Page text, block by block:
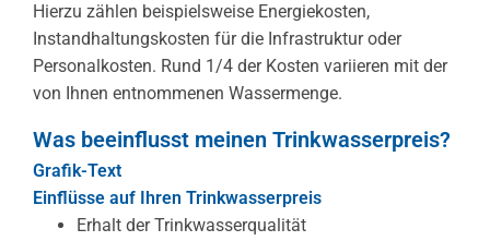
Hierzu zählen beispielsweise Energiekosten,
Instandhaltungskosten für die Infrastruktur oder
Personalkosten. Rund 1/4 der Kosten variieren mit der
von Ihnen entnommenen Wassermenge.
Was beeinflusst meinen Trinkwasserpreis?
Grafik-Text
Einflüsse auf Ihren Trinkwasserpreis
Erhalt der Trinkwasserqualität